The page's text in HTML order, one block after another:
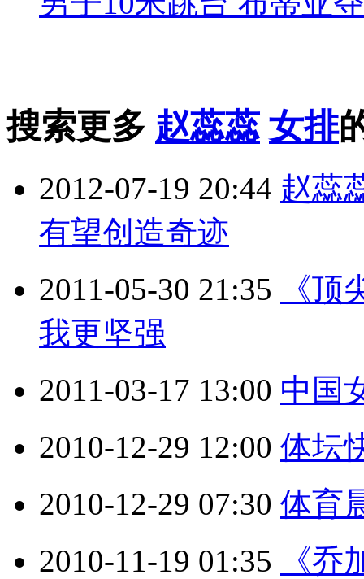
搜索更多 赵蕊蕊 女排
2012-07-19 20:44 赵蕊
有望创造奇迹
2011-05-30 21:35
《
我更坚强
2011-03-17 13:00 中国
2010-12-29 12:00 体坛
2010-12-29 07:30 体育
2010-11-19 01:35
《乔